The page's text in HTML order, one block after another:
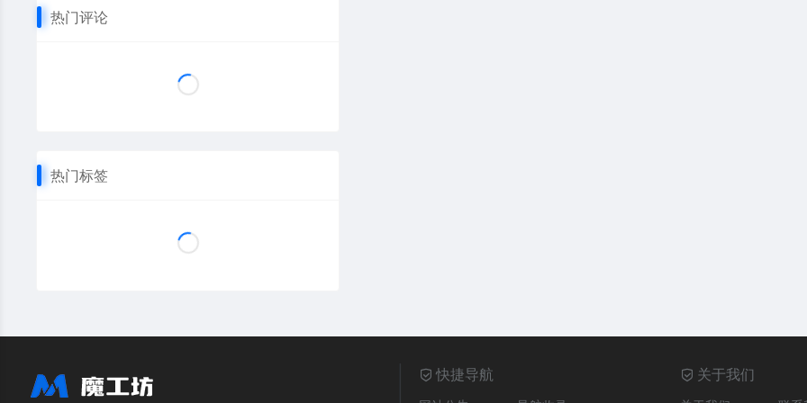
热门评论
热门标签
快捷导航 关于我们